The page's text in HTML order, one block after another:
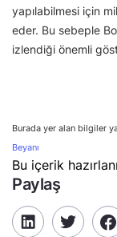
yapılabilmesi için
eder. Bu sebeple
izlendiği önemli
Burada yer alan bilgiler
Beyanı
Bu içerik
Paylaş